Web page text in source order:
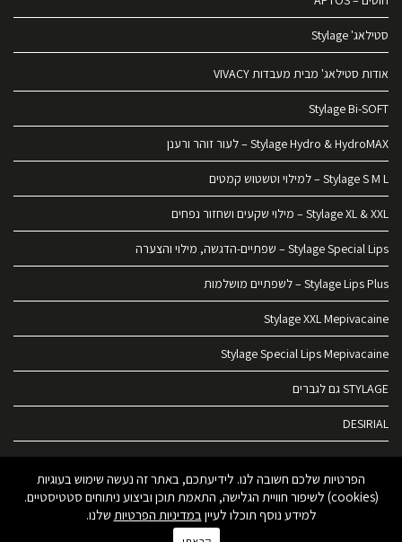
סטילאג' Stylage
אודות סטילאג' מבית מעבדות VIVACY
Stylage Bi-SOFT
Stylage Hydro & HydroMAX – לעור זוהר ורענן
Stylage S M L – למילוי וטשטוש קמטים
Stylage XL & XXL – מילוי שקעים ושחזור נפחים
Stylage Special Lips – שפתיים-הדגשה, מילוי והצערה
Stylage Lips Plus – לשפתיים מושלמות
Stylage XXL Mepivacaine
Stylage Special Lips Mepivacaine
STYLAGE גם לגברים
DESIRIAL
DESIRIAL – אסתטיקה אינטימית
כל הזכויות שמורות לאומגהמדיקס © 2022
סטודיו ג'וטו | נבנה ע"י:Design4Site - פיתוח ובניית אתרים
הפרטיות שלכם חשובה לנו. לידיעתכם, באתר זה נעשה שימוש בעוגיות
(cookies) לשיפור חוויית הגלישה, התאמת תוכן וביצוע ניתוחים סטטיסטיים.
למידע נוסף תוכלו לעיין במדיניות הפרטיות שלנו.